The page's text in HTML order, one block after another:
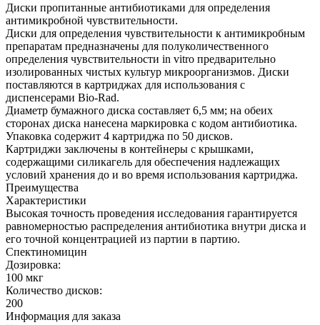
Диски пропитанные антибиотиками для определения
антимикробной чувствительности.
Диски для определения чувствительности к антимикробным
препаратам предназначены для полуколичественного
определения чувствительности in vitro предварительно
изолированных чистых культур микроорганизмов. Диски
поставляются в картриджах для использования с
диспенсерами Bio-Rad.
Диаметр бумажного диска составляет 6,5 мм; на обеих
сторонах диска нанесена маркировка с кодом антибиотика.
Упаковка содержит 4 картриджа по 50 дисков.
Картриджи заключены в контейнеры с крышками,
содержащими силикагель для обеспечения надлежащих
условий хранения до и во время использования картриджа.
Преимущества
Характеристики
Высокая точность проведения исследования гарантируется
равномерностью распределения антибиотика внутри диска и
его точной концентрацией из партии в партию.
Спектиномицин
Дозировка:
100 мкг
Количество дисков:
200
Информация для заказа